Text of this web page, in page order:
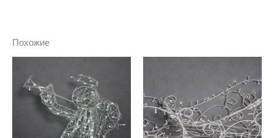
Похожие